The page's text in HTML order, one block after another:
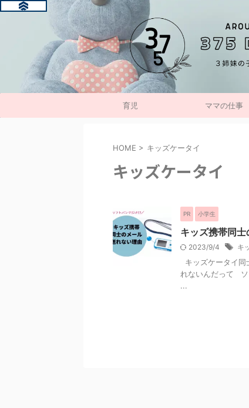
育児 ママの仕事
HOME > キッズケータイ
キッズケータイ
PR 小学生
キッズ携帯同
2023/9/4 キ
キッズケータイ
れないんだって ソ
...